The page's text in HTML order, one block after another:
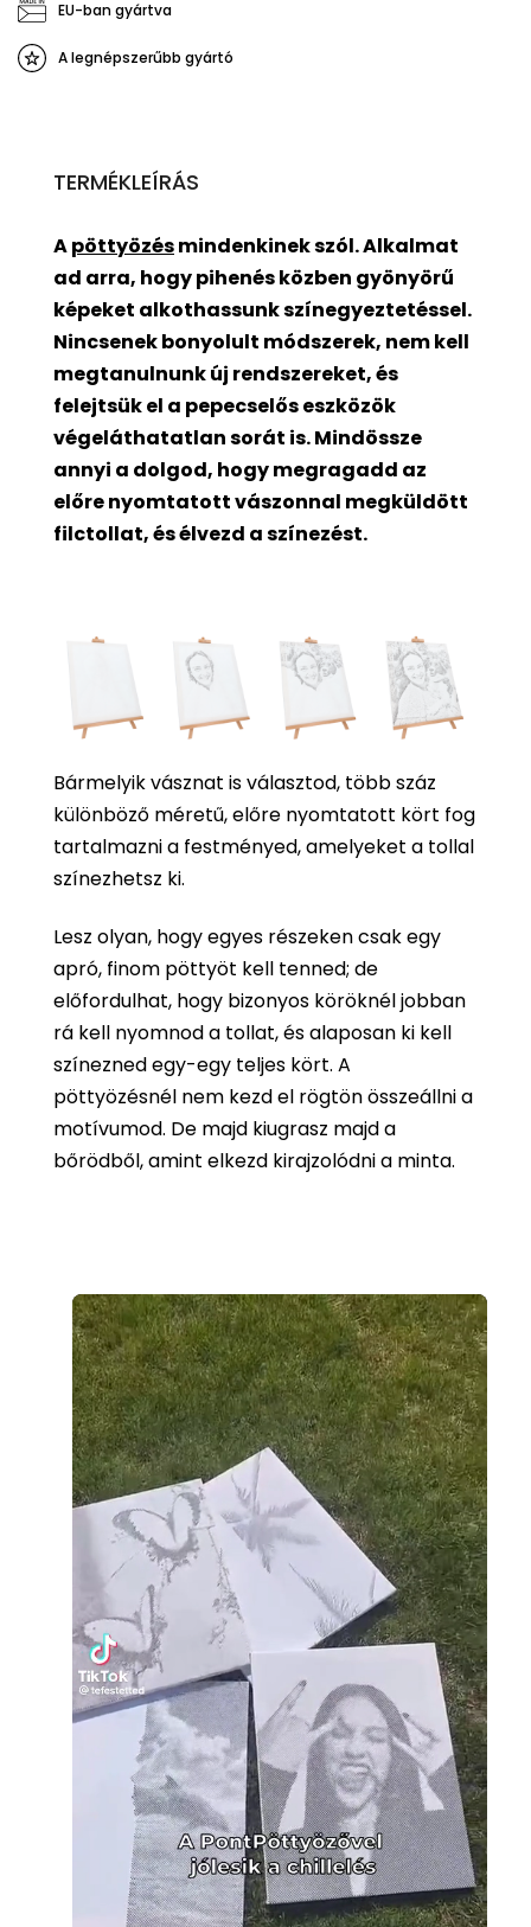
EU-ban gyártva
A legnépszerűbb gyártó
TERMÉKLEÍRÁS
Apöttyözésmindenkinek szól. Alkalmat
ad arra, hogy pihenés közben gyönyörű
képeket alkothassunk színegyeztetéssel.
Nincsenek bonyolult módszerek, nem kell
megtanulnunk új rendszereket, és
felejtsük el a pepecselős eszközök
végeláthatatlan sorát is. Mindössze
annyi a dolgod, hogy megragadd az
előre nyomtatott vászonnal megküldött
filctollat, és élvezd a színezést.
Bármelyik vásznat is választod, több száz
különböző méretű, előre nyomtatott kört fog
tartalmazni a festményed, amelyeket a tollal
színezhetsz ki.
Lesz olyan, hogy egyes részeken csak egy
apró, finom pöttyöt kell tenned; de
előfordulhat, hogy bizonyos köröknél jobban
rá kell nyomnod a tollat, és alaposan ki kell
színezned egy-egy teljes kört. A
pöttyözésnél nem kezd el rögtön összeállni a
motívumod. De majd kiugrasz majd a
bőrödből, amint elkezd kirajzolódni a minta.